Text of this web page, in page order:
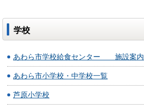
学校
あわら市学校給食センター 施設案内
あわら市小学校・中学校一覧
芦原小学校